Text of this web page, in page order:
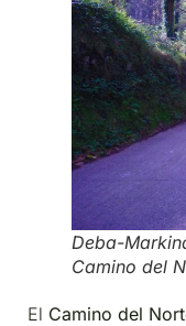
Deba-
Camino del
El Camino del